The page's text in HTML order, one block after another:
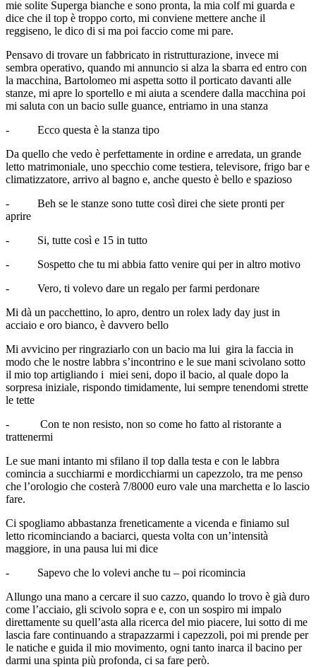
mie solite Superga bianche e sono pronta, la mia colf mi guarda e
dice che il top è troppo corto, mi conviene mettere anche il
reggiseno, le dico di si ma poi faccio come mi pare.
Pensavo di trovare un fabbricato in ristrutturazione, invece mi
sembra operativo, quando mi annuncio si alza la sbarra ed entro con
la macchina, Bartolomeo mi aspetta sotto il porticato davanti alle
stanze, mi apre lo sportello e mi aiuta a scendere dalla macchina poi
mi saluta con un bacio sulle guance, entriamo in una stanza
- Ecco questa è la stanza tipo
Da quello che vedo è perfettamente in ordine e arredata, un grande
letto matrimoniale, uno specchio come testiera, televisore, frigo bar e
climatizzatore, arrivo al bagno e, anche questo è bello e spazioso
- Beh se le stanze sono tutte così direi che siete pronti per
aprire
- Si, tutte così e 15 in tutto
- Sospetto che tu mi abbia fatto venire qui per in altro motivo
- Vero, ti volevo dare un regalo per farmi perdonare
Mi dà un pacchettino, lo apro, dentro un rolex lady day just in
acciaio e oro bianco, è davvero bello
Mi avvicino per ringraziarlo con un bacio ma lui gira la faccia in
modo che le nostre labbra s’incontrino e le sue mani scivolano sotto
il mio top artigliando i miei seni, dopo il bacio, al quale dopo la
sorpresa iniziale, rispondo timidamente, lui sempre tenendomi strette
le tette
- Con te non resisto, non so come ho fatto al ristorante a
trattenermi
Le sue mani intanto mi sfilano il top dalla testa e con le labbra
comincia a succhiarmi e mordicchiarmi un capezzolo, tra me penso
che l’orologio che costerà 7/8000 euro vale una marchetta e lo lascio
fare.
Ci spogliamo abbastanza freneticamente a vicenda e finiamo sul
letto ricominciando a baciarci, questa volta con un’intensità
maggiore, in una pausa lui mi dice
- Sapevo che lo volevi anche tu – poi ricomincia
Allungo una mano a cercare il suo cazzo, quando lo trovo è già duro
come l’acciaio, gli scivolo sopra e e, con un sospiro mi impalo
direttamente su quell’asta alla ricerca del mio piacere, lui sotto di me
lascia fare continuando a strapazzarmi i capezzoli, poi mi prende per
le natiche e guida il mio movimento, ogni tanto inarca il bacino per
darmi una spinta più profonda, ci sa fare però.